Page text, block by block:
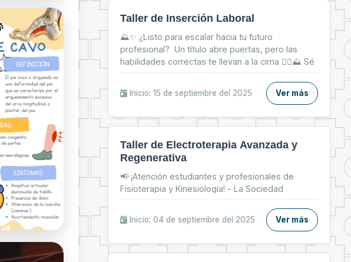
Taller de Inserción Laboral
⛰✨ ¿Listo para escalar hacia tu futuro
profesional? Un título abre puertas, pero las
habilidades correctas te llevan a la cima 🧗‍♀⛰ Sé
para: 📌 Fortalecer tu CV 📝 📌 Brillar en
entrevistas de trabajo 💬 📌 Dar tus primeros
Inicio: 15 de septiembre del 2025 Ver más
Taller de Electroterapia Avanzada y
Regenerativa
📢 ¡Atención estudiantes y profesionales de
Fisioterapia y Kinesiología! - La Sociedad
Kinesiología te invita al: ✨ Taller de Electroterapia
Avanzada y Regenerativa ✨
Inicio: 04 de septiembre del 2025 Ver más